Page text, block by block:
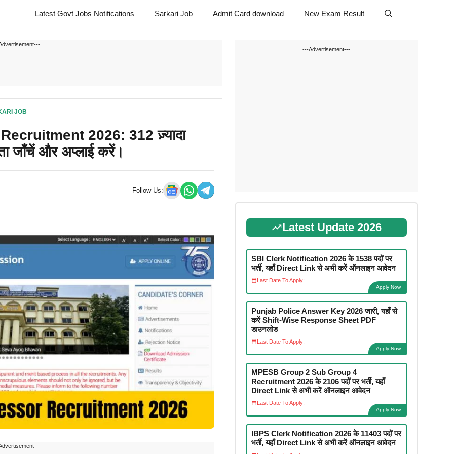
Latest Govt Jobs Notifications Sarkari Job Admit Card download New Exam Result
JOB
2026: 312 ज़्यादा
जाँचें और अप्लाई करें।
Follow Us:
---Advertisement---
Latest Update 2026
SBI Clerk Notification 2026 के 1538 पदों पर
भर्ती, यहाँ Direct Link से अभी करें ऑनलाइन आवेदन
Last Date To Apply:
Apply Now
Punjab Police Answer Key 2026 जारी, यहाँ से
करें Shift-Wise Response Sheet PDF
डाउनलोड
Last Date To Apply:
Apply Now
MPESB Group 2 Sub Group 4
Recruitment 2026 के 2106 पदों पर भर्ती, यहाँ
Direct Link से अभी करें ऑनलाइन आवेदन
Last Date To Apply:
Apply Now
IBPS Clerk Notification 2026 के 11403 पदों पर
भर्ती, यहाँ Direct Link से अभी करें ऑनलाइन आवेदन